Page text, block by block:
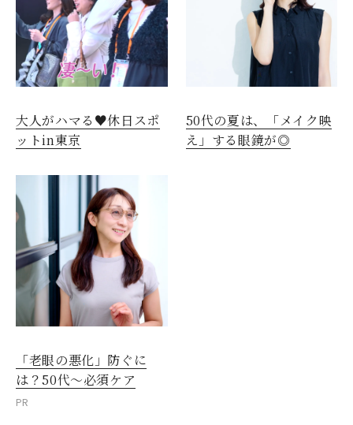
大人がハマる♥休日スポ
ットin東京
50代の夏は、「メイク映
え」する眼鏡が◎
「老眼の悪化」防ぐに
は？50代～必須ケア
PR